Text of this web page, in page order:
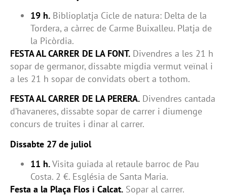
19 h. Biblioplatja Cicle de natura: Delta de la
Tordera, a càrrec de Carme Buixalleu. Platja de
la Picòrdia.
FESTA AL CARRER DE LA FONT. Divendres a les 21 h
sopar de germanor, dissabte migdia vermut veïnal i
a les 21 h sopar de convidats obert a tothom.
FESTA AL CARRER DE LA PERERA. Divendres cantada
d’havaneres, dissabte sopar de carrer i diumenge
concurs de truites i dinar al carrer.
Dissabte 27 de juliol
11 h.Visita guiada al retaule barroc de Pau
Costa. 2 €. Església de Santa Maria.
Festa a la Plaça Flos i Calcat. Sopar al carrer.